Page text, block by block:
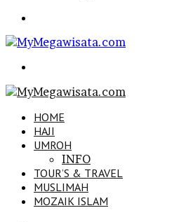
HOME
HAJI
UMROH
INFO
TOUR’S & TRAVEL
MUSLIMAH
MOZAIK ISLAM